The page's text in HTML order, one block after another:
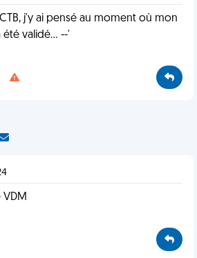
j'y ai pensé au moment où mon
validé... --'
VDM